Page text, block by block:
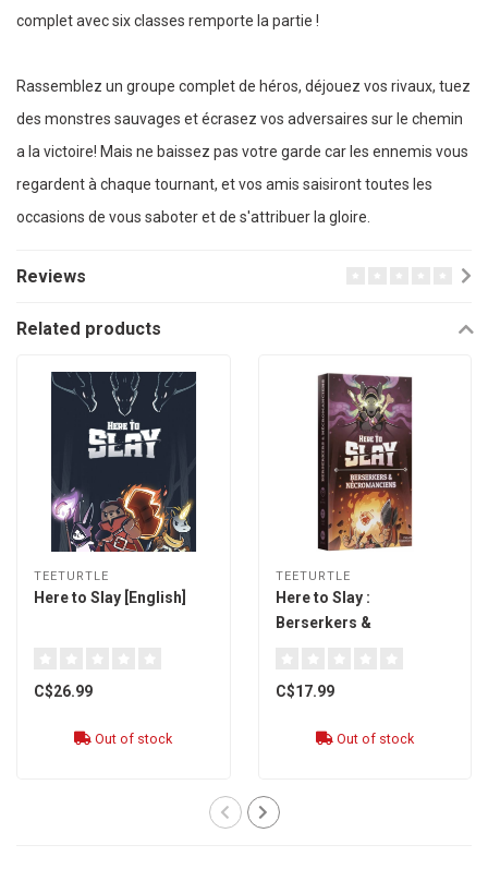
complet avec six classes remporte la partie !
Rassemblez un groupe complet de héros, déjouez vos rivaux, tuez
des monstres sauvages et écrasez vos adversaires sur le chemin
a la victoire! Mais ne baissez pas votre garde car les ennemis vous
regardent à chaque tournant, et vos amis saisiront toutes les
occasions de vous saboter et de s'attribuer la gloire.
Reviews
Related products
TEETURTLE
Here to Slay [English]
C$26.99
Out of stock
TEETURTLE
Here to Slay :
Berserkers &
C$17.99
Out of stock